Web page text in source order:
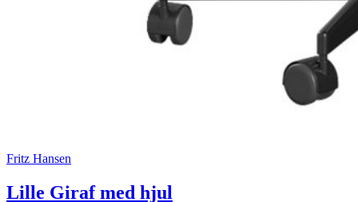
Fritz Hansen
Lille Giraf med hjul